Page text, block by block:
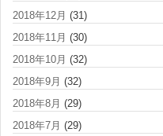
2018年12月 (31)
2018年11月 (30)
2018年10月 (32)
2018年9月 (32)
2018年8月 (29)
2018年7月 (29)